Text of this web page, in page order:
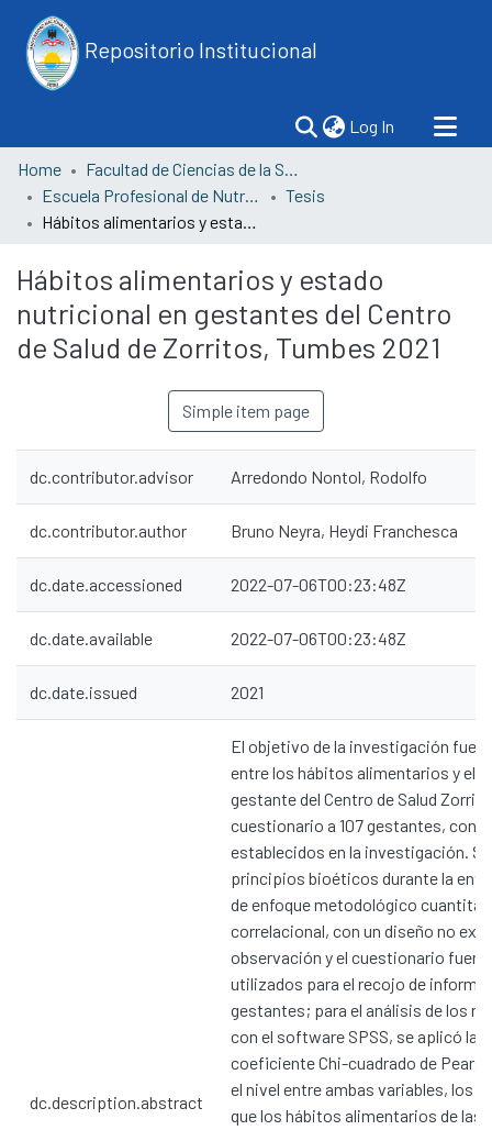
Repositorio Institucional
Log In (current)
Home
Facultad de Ciencias de la Salud
Escuela Profesional de Nutrición y Dietética
Tesis
Hábitos alimentarios y estado nutricional en gestantes del Centro de Salud de Zorritos, Tumbes 2021
Hábitos alimentarios y estado
nutricional en gestantes del Centro
de Salud de Zorritos, Tumbes 2021
Simple item page
dc.contributor.advisor Arredondo Nontol, Rodolfo
dc.contributor.author Bruno Neyra, Heydi Franchesca
dc.date.accessioned 2022-07-06T00:23:48Z
dc.date.available 2022-07-06T00:23:48Z
dc.date.issued 2021
dc.description.abstract
El objetivo de la investigación fue
entre los hábitos alimentarios y el
gestante del Centro de Salud
cuestionario a 107 gestantes, con
establecidos en la investigación.
principios bioéticos durante la
de enfoque metodológico
correlacional, con un diseño no
observación y el cuestionario
utilizados para el recojo de
gestantes; para el análisis de los
con el software SPSS, se aplicó la
coeficiente Chi-cuadrado de
el nivel entre ambas variables, los
que los hábitos alimentarios de las